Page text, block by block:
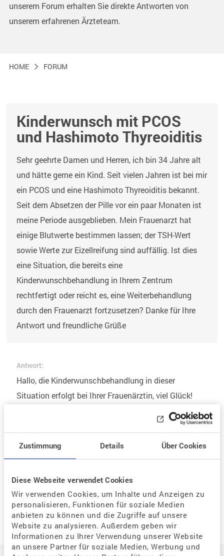
Zustimmung Details Über Cookies
Diese Webseite verwendet Cookies
Wir verwenden Cookies, um Inhalte und Anzeigen zu
personalisieren, Funktionen für soziale Medien
anbieten zu können und die Zugriffe auf unsere
Website zu analysieren. Außerdem geben wir
Informationen zu Ihrer Verwendung unserer Website
an unsere Partner für soziale Medien, Werbung und
unserem Forum erhalten Sie direkte Antworten von
unserem erfahrenen Ärzteteam.
HOME FORUM
Kinderwunsch mit PCOS
und Hashimoto Thyreoiditis
Sehr geehrte Damen und Herren, ich bin 34 Jahre alt
und hätte gerne ein Kind. Seit vielen Jahren ist bei mir
ein PCOS und eine Hashimoto Thyreoiditis bekannt.
Seit dem Absetzen der Pille vor ein paar Monaten ist
meine Periode ausgeblieben. Mein Frauenarzt hat
einige Blutwerte bestimmen lassen; der TSH-Wert
sowie Werte zur Eizellreifung sind auffällig. Ist dies
eine Situation, die bereits eine
Kinderwunschbehandlung in Ihrem Zentrum
rechtfertigt oder reicht es, eine Weiterbehandlung
durch den Frauenarzt fortzusetzen? Danke für Ihre
Antwort und freundliche Grüße
Antwort:
Hallo, die Kinderwunschbehandlung in dieser
Situation erfolgt bei Ihrer Frauenärztin, viel Glück!
Neue Frage